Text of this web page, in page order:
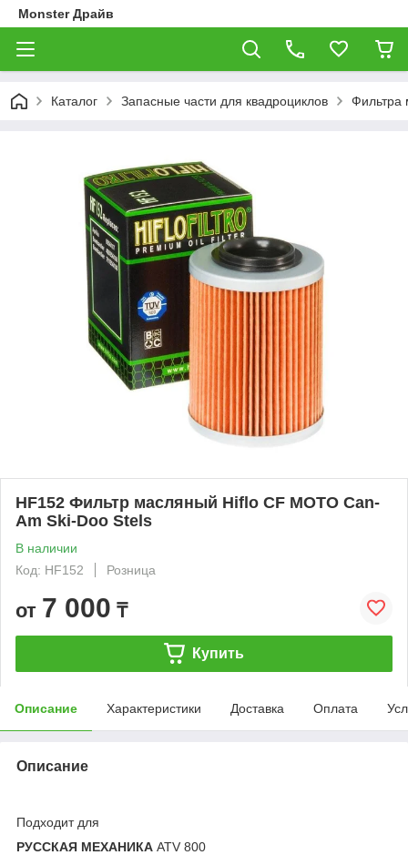
Monster Драйв
Каталог Запасные части для квадроциклов Фильтра
HF152 Фильтр масляный Hiflo CF MOTO Can-
Am Ski-Doo Stels
В наличии
Код: HF152
Розница
от 7 000 ₸
Купить
Описание Характеристики Доставка Оплата
Описание
Подходит для
РУССКАЯ МЕХАНИКА ATV 800